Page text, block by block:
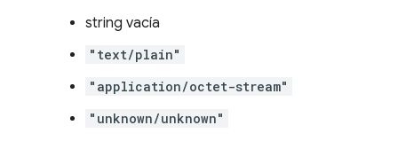
string vacía
"text/plain"
"application/octet-stream"
"unknown/unknown"